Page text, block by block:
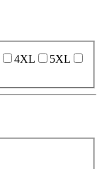
4XL
5XL